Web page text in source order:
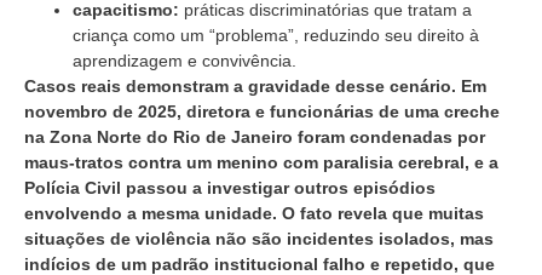
capacitismo: práticas discriminatórias que tratam a
criança como um “problema”, reduzindo seu direito à
aprendizagem e convivência.
Casos reais demonstram a gravidade desse cenário. Em
novembro de 2025, diretora e funcionárias de uma creche
na Zona Norte do Rio de Janeiro foram condenadas por
maus-tratos contra um menino com paralisia cerebral, e a
Polícia Civil passou a investigar outros episódios
envolvendo a mesma unidade. O fato revela que muitas
situações de violência não são incidentes isolados, mas
indícios de um padrão institucional falho e repetido, que